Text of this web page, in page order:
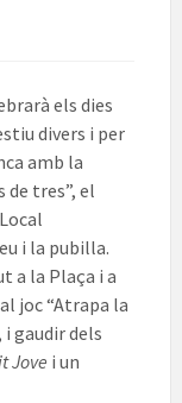
els dies
divers i per
amb la
tres”, el
i la pubilla.
a la Plaça i a
joc “Atrapa la
i gaudir dels
Jove i un